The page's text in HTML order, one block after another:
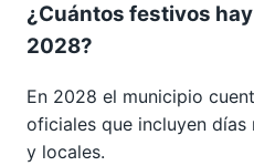
¿Cuántos festivos
2028?
En 2028 el municipio
oficiales que incluyen
y locales.